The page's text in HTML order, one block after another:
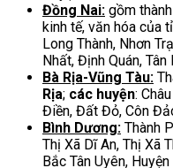
Đồng Nai: gồm
kinh tế, văn hóa của
Long Thành, Nhơn
Nhất, Định Quán,
Bà Rịa-Vũng Tàu:
Rịa; các huyện:
Điền, Đất Đỏ, Côn
Bình Dương: Thành
Thị Xã Dĩ An, Thị Xã
Bắc Tân Uyên,